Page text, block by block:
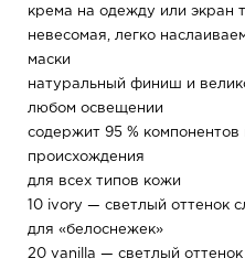
крема на одежду или экран
невесомая, легко
маски
натуральный финиш и
любом освещении
содержит 95 % компонентов
происхождения
для всех типов кожи
10 ivory — светлый оттенок
для «белоснежек»
20 vanilla — светлый